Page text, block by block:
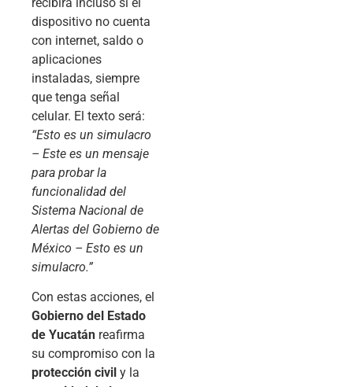
dispositivo no cuenta
con internet, saldo o
aplicaciones
instaladas, siempre
que tenga señal
celular. El texto será:
“Esto es un simulacro
– Este es un mensaje
para probar la
funcionalidad del
Sistema Nacional de
Alertas del Gobierno de
México – Esto es un
simulacro.”
Con estas acciones, el
Gobierno del Estado
de Yucatán reafirma
su compromiso con la
protección civil y la